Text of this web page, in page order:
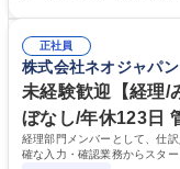
指定する業務 募集職種 横浜市【共済金支払事務】金融保険業界経験歓迎/
各種手当充実/転勤無
務へのキャリアチェンジ希望者も大歓
大学 高専 短大 専修学校
正社員
株式会社ネオジャパン
未経験歓迎【経理/
ぼなし/年休123日
経理部門メンバーとして、仕
確な入力・確認業務からスタ